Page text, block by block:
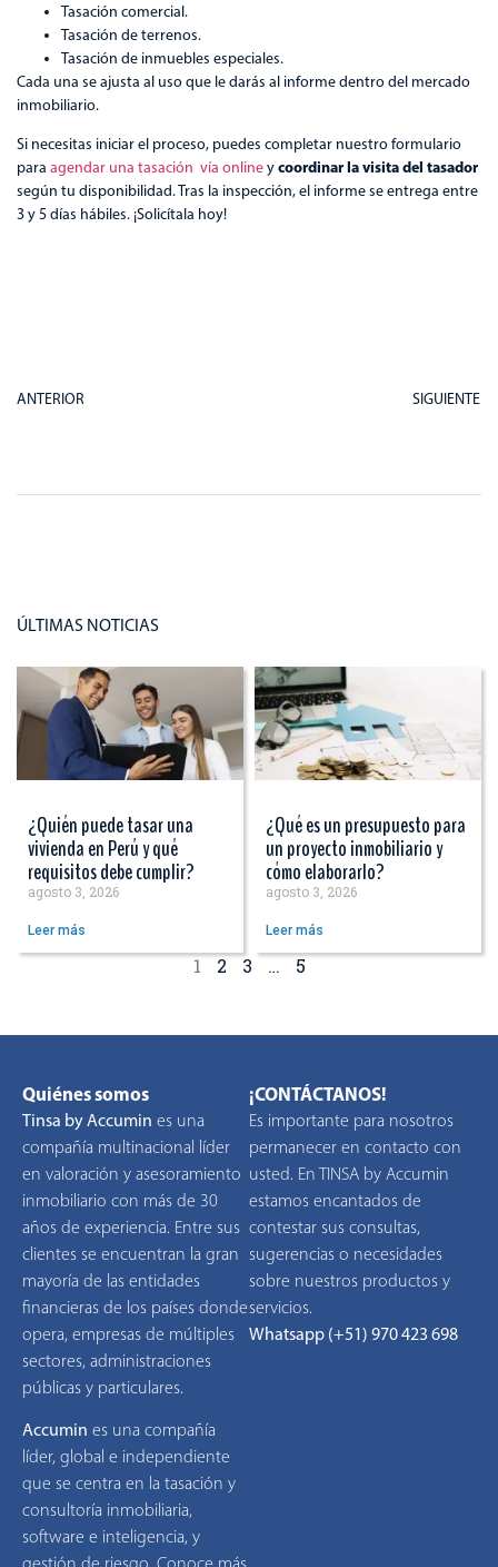
Tasación comercial.
Tasación de terrenos.
Tasación de inmuebles especiales.
Cada una se ajusta al uso que le darás al informe dentro del mercado
inmobiliario.
Si necesitas iniciar el proceso, puedes completar nuestro formulario
para agendar una tasación vía onlineycoordinar la visita del tasador
según tu disponibilidad. Tras la inspección, el informe se entrega entre
3 y 5 días hábiles. ¡Solicítala hoy!
ANTERIOR SIGUIENTE
ÚLTIMAS NOTICIAS
¿Quién puede tasar una
vivienda en Perú y qué
requisitos debe cumplir?
agosto 3, 2026
Leer más
¿Qué es un presupuesto para
un proyecto inmobiliario y
cómo elaborarlo?
agosto 3, 2026
Leer más
1 2 3 … 5
Quiénes somos
Tinsa by Accumin es una
compañía multinacional líder
en valoración y asesoramiento
inmobiliario con más de 30
años de experiencia. Entre sus
clientes se encuentran la gran
mayoría de las entidades
financieras de los países donde
opera, empresas de múltiples
sectores, administraciones
públicas y particulares.
Accumin es una compañía
líder, global e independiente
que se centra en la tasación y
consultoría inmobiliaria,
software e inteligencia, y
¡CONTÁCTANOS!
Es importante para nosotros
permanecer en contacto con
usted. En TINSA by Accumin
estamos encantados de
contestar sus consultas,
sugerencias o necesidades
sobre nuestros productos y
servicios.
Whatsapp (+51) 970 423 698